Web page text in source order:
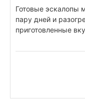
Готовые эскалопы
пару дней и
приготовленные